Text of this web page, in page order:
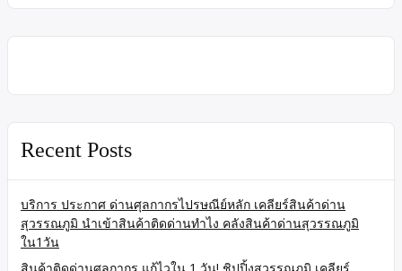
Recent Posts
บริการ ประกาศ ด่านศุลกากรไปรษณีย์หลัก เคลียร์สินค้าด่าน
สุวรรณภูมิ นำเข้าสินค้าติดด่านทำไง คลังสินค้าด่านสุวรรณภูมิ
ใน1วัน